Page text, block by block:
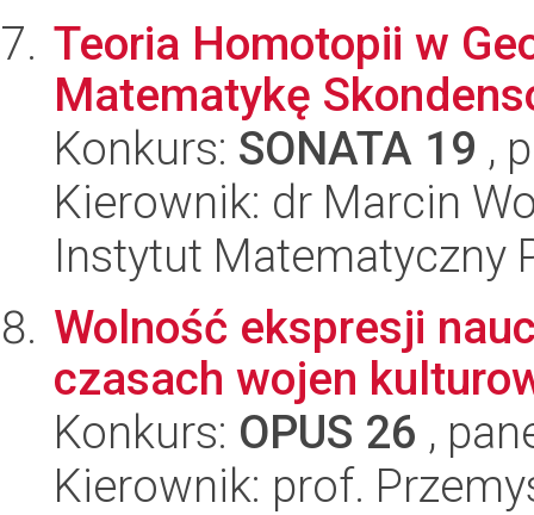
Teoria Homotopii w
Matematykę
Konkurs: SONATA 19 ,
Kierownik: dr Marcin
Instytut Matematyczny
Wolność ekspresji
czasach wojen
Konkurs: OPUS 26 ,
Kierownik: prof.